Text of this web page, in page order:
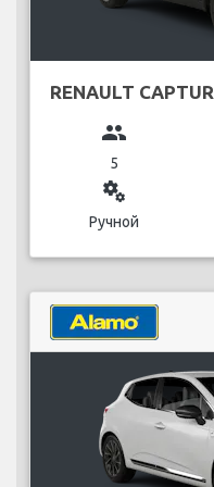
RENAULT CAPTUR
group
5
miscellaneous_services
Ручной